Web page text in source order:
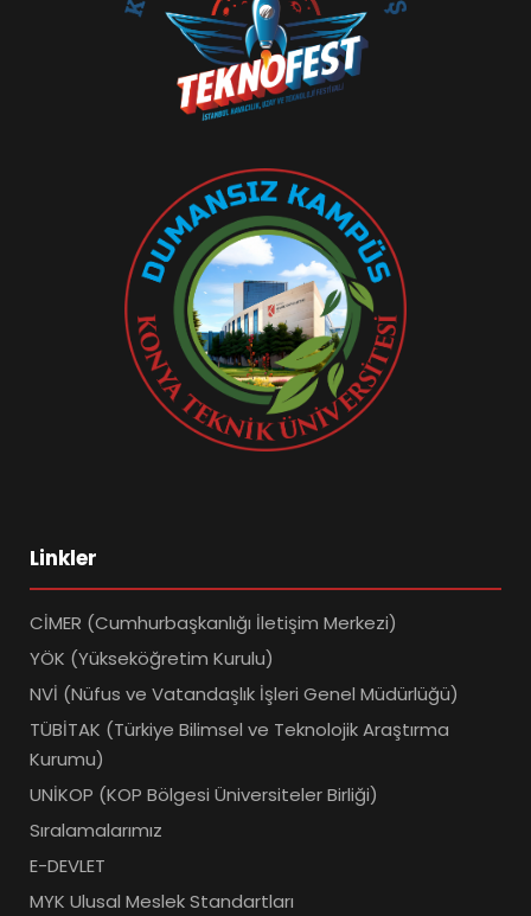
Linkler
CİMER (Cumhurbaşkanlığı İletişim Merkezi)
YÖK (Yükseköğretim Kurulu)
NVİ (Nüfus ve Vatandaşlık İşleri Genel Müdürlüğü)
TÜBİTAK (Türkiye Bilimsel ve Teknolojik Araştırma
Kurumu)
UNİKOP (KOP Bölgesi Üniversiteler Birliği)
Sıralamalarımız
E-DEVLET
MYK Ulusal Meslek Standartları